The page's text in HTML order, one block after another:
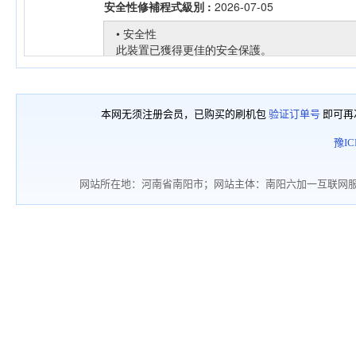
本网无须注册会员，已购买的刷机包 验证订单号 即可
豫
网站所在地：河南省南阳市；网站主体：南阳六加一互联